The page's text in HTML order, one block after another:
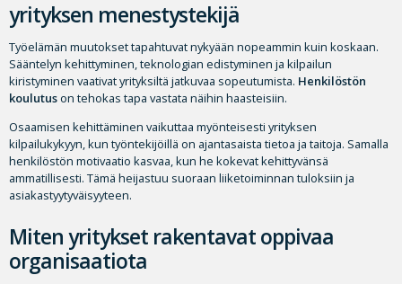
yrityksen menestystekijä
Työelämän muutokset tapahtuvat nykyään nopeammin kuin koskaan.
Sääntelyn kehittyminen, teknologian edistyminen ja kilpailun
kiristyminen vaativat yrityksiltä jatkuvaa sopeutumista. Henkilöstön
koulutuson tehokas tapa vastata näihin haasteisiin.
Osaamisen kehittäminen vaikuttaa myönteisesti yrityksen
kilpailukykyyn, kun työntekijöillä on ajantasaista tietoa ja taitoja. Samalla
henkilöstön motivaatio kasvaa, kun he kokevat kehittyvänsä
ammatillisesti. Tämä heijastuu suoraan liiketoiminnan tuloksiin ja
asiakastyytyväisyyteen.
Miten yritykset rakentavat oppivaa
organisaatiota